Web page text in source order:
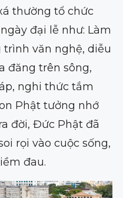
thường tổ chức
đại lễ như: Làm
văn nghệ, diễu
đăng trên sông,
nghi thức tắm
Phật tưởng nhớ
đời, Đức Phật đã
rọi vào cuộc sống,
đau.